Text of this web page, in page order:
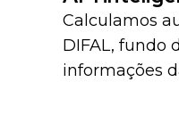
Calculamos
DIFAL, fundo
informações